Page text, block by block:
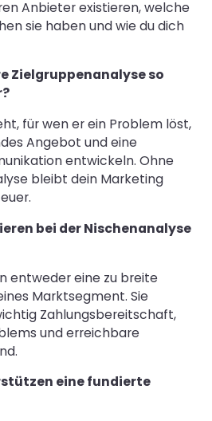
Anbieter existieren, welche
sie haben und wie du dich
Zielgruppenanalyse so
für wen er ein Problem löst,
Angebot und eine
entwickeln. Ohne
bleibt dein Marketing
bei der Nischenanalyse
entweder eine zu breite
Marktsegment. Sie
Zahlungsbereitschaft,
und erreichbare
eine fundierte